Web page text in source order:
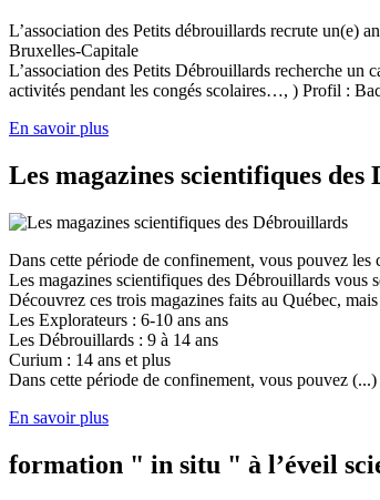
L’association des Petits débrouillards recrute un(e)
Bruxelles-Capitale
L’association des Petits Débrouillards recherche un
activités pendant les congés scolaires…, ) Profil :
En savoir plus
Les magazines scientifiques
Dans cette période de confinement, vous pouvez les
Les magazines scientifiques des Débrouillards vous
Découvrez ces trois magazines faits au Québec,
Les Explorateurs : 6-10 ans ans
Les Débrouillards : 9 à 14 ans
Curium : 14 ans et plus
Dans cette période de confinement, vous pouvez (...)
En savoir plus
formation " in situ " à l’éveil